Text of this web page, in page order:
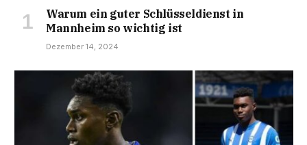
Warum ein guter Schlüsseldienst in
Mannheim so wichtig ist
Dezember 14, 2024